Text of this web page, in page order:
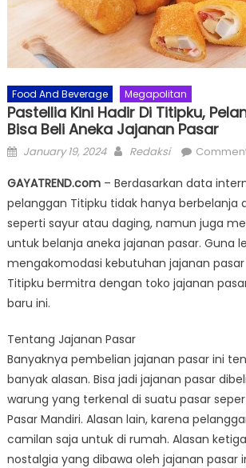
Food And Beverage Megapolitan
Pastellia Kini Hadir Di Titipku,
Bisa Beli Aneka Jajanan Pasar
Posted
January 19, 2024 Author
Redaksi
GAYATREND.com– Berdasarkan data
pelanggan Titipku tidak hanya berbelanja
seperti sayur atau daging, namun juga
untuk belanja aneka jajanan pasar. Guna
mengakomodasi kebutuhan jajanan
Titipku bermitra dengan toko jajanan
baru ini.
Tentang Jajanan Pasar
Banyaknya pembelian jajanan pasar ini
banyak alasan. Bisa jadi jajanan pasar
warung yang terkenal di suatu pasar
Pasar Mandiri. Alasan lain, karena
camilan saja untuk di rumah. Alasan
nostalgia yang dibawa oleh jajanan pasar